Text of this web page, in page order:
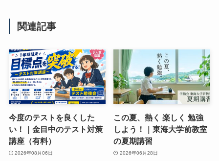
関連記事
今度のテストを良くした
い！｜金目中のテスト対策
講座（有料）
2026年08月06日
この夏、熱く 楽しく 勉強
しよう！｜東海大学前教室
の夏期講習
2026年06月28日